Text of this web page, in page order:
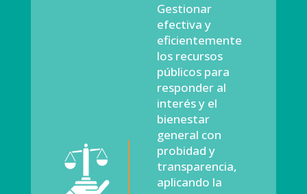
Gestionar
efectiva y
eficientemente
los recursos
públicos para
responder al
interés y el
bienestar
general con
probidad y
transparencia,
aplicando la